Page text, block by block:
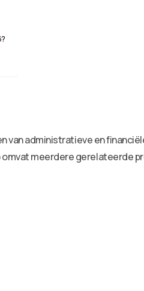
van administratieve en
meerdere gerelateerde